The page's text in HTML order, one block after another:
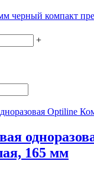
черный компакт
+
165 мм